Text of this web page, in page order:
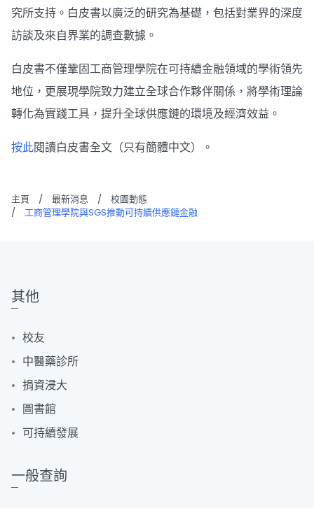
究所支持。白皮書以廣泛的研究為基礎，包括對業界的深度
訪談及來自界業的調查數據。
白皮書不僅鞏固工商管理學院在可持續金融領域的學術領先
地位，更展現學院致力建立全球合作夥伴關係，將學術理論
轉化為實踐工具，提升全球供應鏈的環境及經濟效益。
按此閱讀白皮書全文（只有簡體中文）。
主頁 / 最新消息 /
校園動態
/
工商管理學院與SGS推動可持續供應鏈金融
其他
校友
中醫藥診所
捐資浸大
圖書館
可持續發展
一般查詢